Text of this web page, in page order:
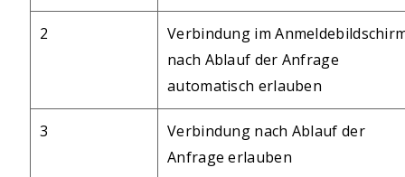
2
Verbindung im
nach Ablauf der Anfrage
automatisch erlauben
3
Verbindung nach Ablauf der
Anfrage erlauben